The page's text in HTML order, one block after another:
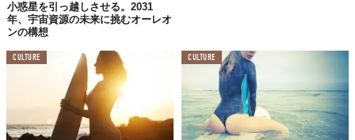
ケリー・スレーターは、これまでに11度もASPワールドチャンピ
オンに輝いているプロサーファー。「神」に喩えられるほどの伝
説的なプレイヤーとして世界的に知られています。
たまたまそこに居合わせた彼
や、ライフガードがサラさんととヴ
ァンくんの救助へ向かいましたが、当初は どこに流されたかわか
らなかったそう。しばらくして
スレーターは茂みに引っかかって
いたベビーカーを発見、砂だらけのヴァン君を救出。サラさんも
小惑星を引っ越しさせる。2031
年、宇宙資源の未来に挑むオーレオ
ンの構想
CULTURE CULTURE